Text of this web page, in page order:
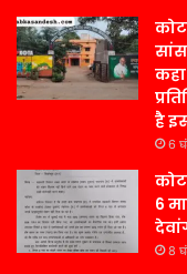
है
6
6
8